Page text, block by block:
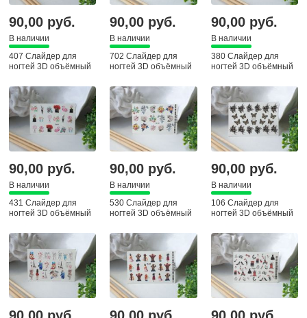
90,00 руб.
В наличии
407 Слайдер для
ногтей 3D объёмный
90,00 руб.
В наличии
702 Слайдер для
ногтей 3D объёмный
90,00 руб.
В наличии
380 Слайдер для
ногтей 3D объёмный
90,00 руб.
В наличии
431 Слайдер для
ногтей 3D объёмный
90,00 руб.
В наличии
530 Слайдер для
ногтей 3D объёмный
90,00 руб.
В наличии
106 Слайдер для
ногтей 3D объёмный